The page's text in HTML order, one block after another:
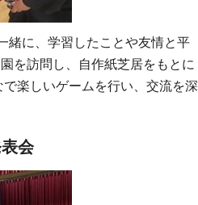
緒に、学習したことや友情と平
を訪問し、自作紙芝居をもとに
楽しいゲームを行い、交流を深
会